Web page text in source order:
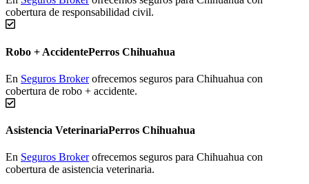
cobertura de responsabilidad civil.
Robo + AccidentePerros Chihuahua
En Seguros Brokerofrecemos seguros para Chihuahua con
cobertura de robo + accidente.
Asistencia VeterinariaPerros Chihuahua
En Seguros Brokerofrecemos seguros para Chihuahua con
cobertura de asistencia veterinaria.